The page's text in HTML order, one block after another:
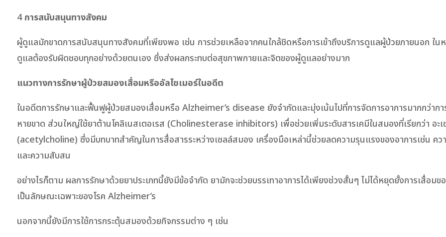
4การสนับสนุนทางสังคม
ผู้ดูแลมักขาดการสนับสนุนทางสังคมที่เพียงพอ เช่น การช่วยเหลือจากคนใกล้ชิดหรือการเข้าถึงบริการดูแลผู้ป่วยภายนอก ใ
ดูแลต้องรับผิดชอบทุกอย่างด้วยตนเอง ซึ่งส่งผลกระทบต่อสุขภาพกายและจิตของผู้ดูแลอย่างมาก
แนวทางการรักษาผู้ป่วยสมองเสื่อมหรืออัลไซเมอร์ในอดีต
ในอดีตการรักษาและฟื้นฟูผู้ป่วยสมองเสื่อมหรือ Alzheimer’s disease ยังจำกัดและมุ่งเน้นไปที่การจัดการอาการมากกว่ากา
หายขาด ส่วนใหญ่ใช้ยาต้านโคลิเนสเตอเรส (Cholinesterase inhibitors) เพื่อช่วยเพิ่มระดับสารเคมีในสมองที่เรียกว่า อะเ
(acetylcholine) ซึ่งมีบทบาทสำคัญในการสื่อสารระหว่างเซลล์สมอง เครื่องมือเหล่านี้ช่วยลดความรุนแรงของอาการเช่น คว
และความสับสน
อย่างไรก็ตาม ผลการรักษาด้วยยาประเภทนี้ยังมีข้อจำกัด ยามักจะช่วยบรรเทาอาการได้เพียงช่วงสั้นๆ ไม่ได้หยุดยั้งการเสื่อม
เป็นลักษณะเฉพาะของโรค Alzheimer’s
นอกจากนี้ยังมีการใช้การกระตุ้นสมองด้วยกิจกรรมต่าง ๆ เช่น